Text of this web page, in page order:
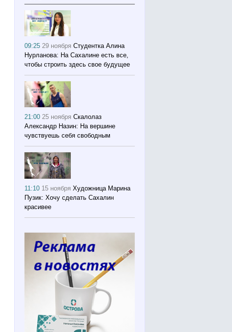
09:2529 ноября Студентка Алина
Нурланова: На Сахалине есть все,
чтобы строить здесь свое будущее
21:0025 ноября Скалолаз
Александр Назин: На вершине
чувствуешь себя свободным
11:10 15 ноября Художница Марина
Пузик: Хочу сделать Сахалин
красивее